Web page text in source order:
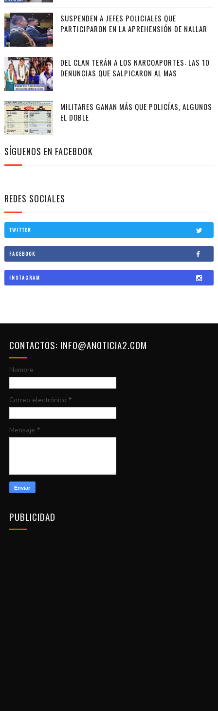
SUSPENDEN A JEFES POLICIALES QUE
PARTICIPARON EN LA APREHENSIÓN DE NALLAR
DEL CLAN TERÁN A LOS NARCOAPORTES: LAS 10
DENUNCIAS QUE SALPICARON AL MAS
MILITARES GANAN MÁS QUE POLICÍAS, ALGUNOS
EL DOBLE
SÍGUENOS EN FACEBOOK
REDES SOCIALES
TWITTER
FACEBOOK
INSTAGRAM
CONTACTOS: INFO@ANOTICIA2.COM
Nombre
Correo electrónico *
Mensaje *
PUBLICIDAD